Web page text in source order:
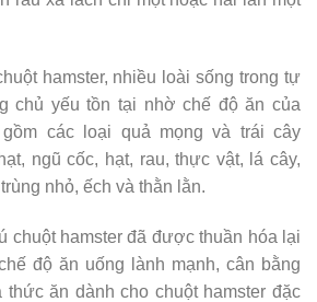
hamster, nhiều loài sống trong tự
chủ yếu tồn tại nhờ chế độ ăn của
các loại quả mọng và trái cây
ngũ cốc, hạt, rau, thực vật, lá cây,
nhỏ, ếch và thằn lằn.
chuột hamster đã được thuần hóa lại
độ ăn uống lành mạnh, cân bằng
thức ăn dành cho chuột hamster đặc